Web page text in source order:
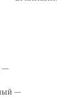
—
—